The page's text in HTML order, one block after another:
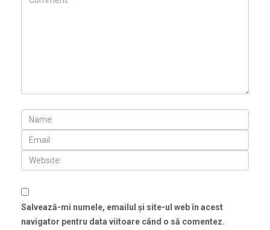
Salvează-mi numele, emailul și site-ul web în acest
navigator pentru data viitoare când o să comentez.